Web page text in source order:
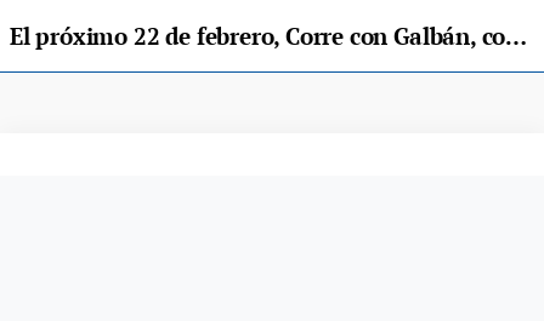
El próximo 22 de febrero, Corre con Galbán, contra el cáncer infantil